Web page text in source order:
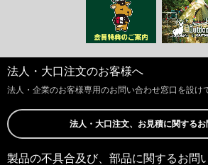
法人・大口注文のお客様へ
法人・企業のお客様専用のお問い合わせ窓口を設け
法人・大口注文、お見積に関する
製品の不具合及び、部品に関するお問